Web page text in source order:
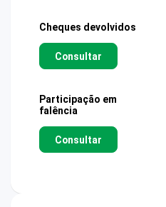
Cheques devolvidos
Consultar
Participação em
falência
Consultar